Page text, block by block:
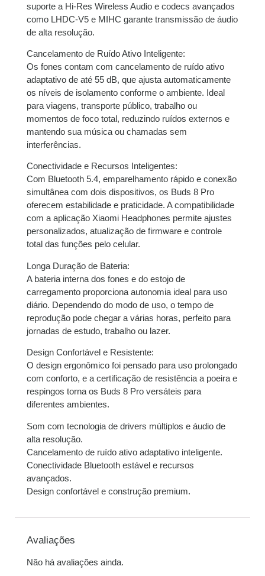
9x deR$ 55,36 com
juros
498,24
10x deR$50,06com
juros
R$500,60
suporte a Hi-Res Wireless Audio e codecs avançados
como LHDC-V5 e MIHC garante transmissão de áudio
de alta resolução.
Cancelamento de Ruído Ativo Inteligente:
Os fones contam com cancelamento de ruído ativo
adaptativo de até 55 dB, que ajusta automaticamente
os níveis de isolamento conforme o ambiente. Ideal
para viagens, transporte público, trabalho ou
momentos de foco total, reduzindo ruídos externos e
mantendo sua música ou chamadas sem
interferências.
Conectividade e Recursos Inteligentes:
Com Bluetooth 5.4, emparelhamento rápido e conexão
simultânea com dois dispositivos, os Buds 8 Pro
oferecem estabilidade e praticidade. A compatibilidade
com a aplicação Xiaomi Headphones permite ajustes
personalizados, atualização de firmware e controle
total das funções pelo celular.
Longa Duração de Bateria:
A bateria interna dos fones e do estojo de
carregamento proporciona autonomia ideal para uso
diário. Dependendo do modo de uso, o tempo de
reprodução pode chegar a várias horas, perfeito para
jornadas de estudo, trabalho ou lazer.
Design Confortável e Resistente:
O design ergonômico foi pensado para uso prolongado
com conforto, e a certificação de resistência a poeira e
respingos torna os Buds 8 Pro versáteis para
diferentes ambientes.
Som com tecnologia de drivers múltiplos e áudio de
alta resolução.
Cancelamento de ruído ativo adaptativo inteligente.
Conectividade Bluetooth estável e recursos
avançados.
Design confortável e construção premium.
Avaliações
Não há avaliações ainda.